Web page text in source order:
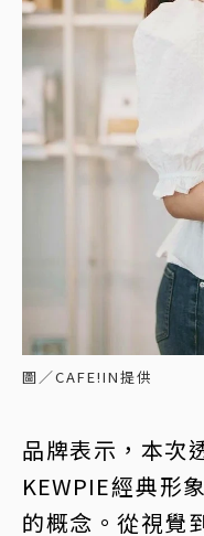
圖／CAFE!IN提供
品牌表示，本次
KEWPIE經典形
的概念。從視覺